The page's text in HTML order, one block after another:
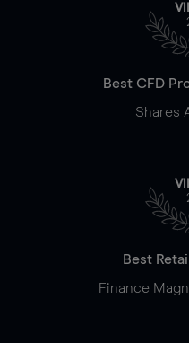
Best CFD
Shares
Best
Finance